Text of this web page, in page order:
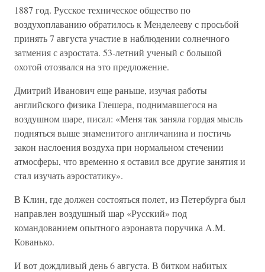
1887 год. Русское техническое общество по
воздухоплаванию обратилось к Менделееву с просьбой
принять 7 августа участие в наблюдении солнечного
затмения с аэростата. 53-летний ученый с большой
охотой отозвался на это предложение.
Дмитрий Иванович еще раньше, изучая работы
английского физика Глешера, поднимавшегося на
воздушном шаре, писал: «Меня так заняла гордая мысль
подняться выше знаменитого англичанина и постичь
закон наслоения воздуха при нормальном стечении
атмосферы, что временно я оставил все другие занятия и
стал изучать аэростатику».
В Клин, где должен состояться полет, из Петербурга был
направлен воздушный шар «Русский» под
командованием опытного аэронавта поручика A.M.
Кованько.
И вот дождливый день 6 августа. В битком набитых